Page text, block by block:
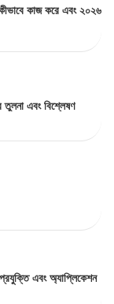
কাজ করে এবং ২০২৬
এবং বিশ্লেষণ
প্রযুক্তি এবং অ্যাপ্লিকেশন